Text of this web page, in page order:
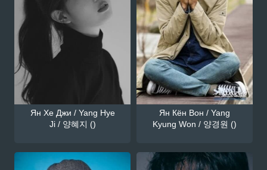
Ян Хе Джи / Yang Hye
Ji / 양혜지 ()
Ян Кён Вон / Yang
Kyung Won / 양경원 ()